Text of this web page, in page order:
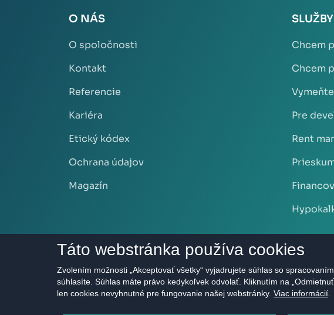
SLUŽBY
Chcem
Chcem
Pre
Rent
O NÁS
O spoločnosti
Kontakt
Referencie
Kariéra
Etický kódex
Ochrana údajov
Magazín
Táto webstránka používa cookies
Zvolením možnosti „Akceptovať všetky“ vyjadrujete súhlas so
súhlasíte. Súhlas máte právo kedykoľvek odvolať. Kliknutím na
len cookies nevyhnutné pre fungovanie našej webstránky. Viac informácií